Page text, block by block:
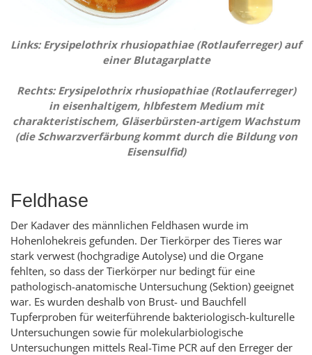
Links:Erysipelothrix rhusiopathiae (Rotlauferreger) auf
einer Blutagarplatte
Rechts:Erysipelothrix rhusiopathiae(Rotlauferreger)
in eisenhaltigem, hlbfestem Medium mit
charakteristischem, Gläserbürsten-artigem Wachstum
(die Schwarzverfärbung kommt durch die Bildung von
Eisensulfid)
Feldhase
Der Kadaver des männlichen Feldhasen wurde im
Hohenlohekreis gefunden. Der Tierkörper des Tieres war
stark verwest (hochgradige Autolyse) und die Organe
fehlten, so dass der Tierkörper nur bedingt für eine
pathologisch-anatomische Untersuchung (Sektion) geeignet
war. Es wurden deshalb von Brust- und Bauchfell
Tupferproben für weiterführende bakteriologisch-kulturelle
Untersuchungen sowie für molekularbiologische
Untersuchungen mittels Real-Time PCR auf den Erreger der